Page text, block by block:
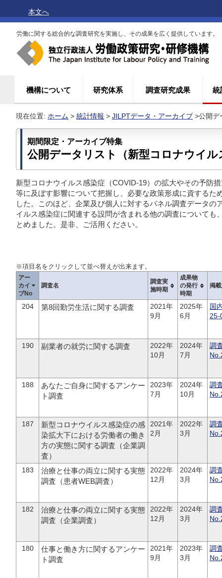
本文へ
労働に関する総合的な調査研究を実施し、その成果を広く提供しています。
機構について 研究体系 調査研究成果 統
現在位置: ホーム > 統計情報 > JILPTデータ・アーカイブ >公開
期間限定・アーカイブ特集
公開データリスト（新型コロナウイル
新型コロナウイルス感染症（COVID-19）の拡大やその予防
等に及ぼす影響について把握し、必要な政策形成に資するた
した。このほど、企業及び個人に対するパネル調査データの
イルス感染症に関連する設問が含まれる他の調査についても
とめました。是非、ご活用ください。
※項目名をクリックして並べ替えが出来ます。
アー
カイ
ブNo
調査名
調査実
施時期
成果物
の発行
時期
掲
204 第8回勤労生活に関する調査
2021年
9月
2025年
6月
国
25-
190 副業者の就労に関する調査
2022年
10月
2024年
7月
調
188
あなたご自身に関するアンケー
ト調査
2023年
7月
2024年
10月
調
187
新型コロナウイルス感染症の感
染拡大下における労働者の働き
方の実態に関する調査（企業調
査）
2021年
2月
2022年
3月
調
183
治療と仕事の両立に関する実態
調査（患者WEB調査）
2022年
12月
2024年
3月
調
182
治療と仕事の両立に関する実態
調査（企業調査）
2022年
12月
2024年
3月
調
180
仕事と働き方に関するアンケー
ト調査
2021年
9月
2023年
3月
調